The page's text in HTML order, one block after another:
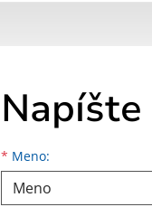
Napíšte
* Meno:
Meno
Priezvisko
E-mailová adresa